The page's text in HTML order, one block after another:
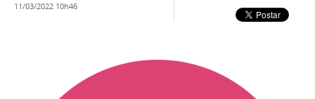
11/03/2022 10h46